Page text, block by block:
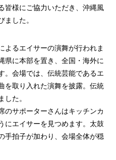
皆様にご協力いただき、沖縄風
ました。
よるエイサーの演舞が行われま
県に本部を置き、全国・海外に
。会場では、伝統芸能であるエ
を取り入れた演舞を披露。伝統
した。
のサポーターさんはキッチンカ
にエイサーを見つめます。太鼓
手拍子が加わり、会場全体が穏